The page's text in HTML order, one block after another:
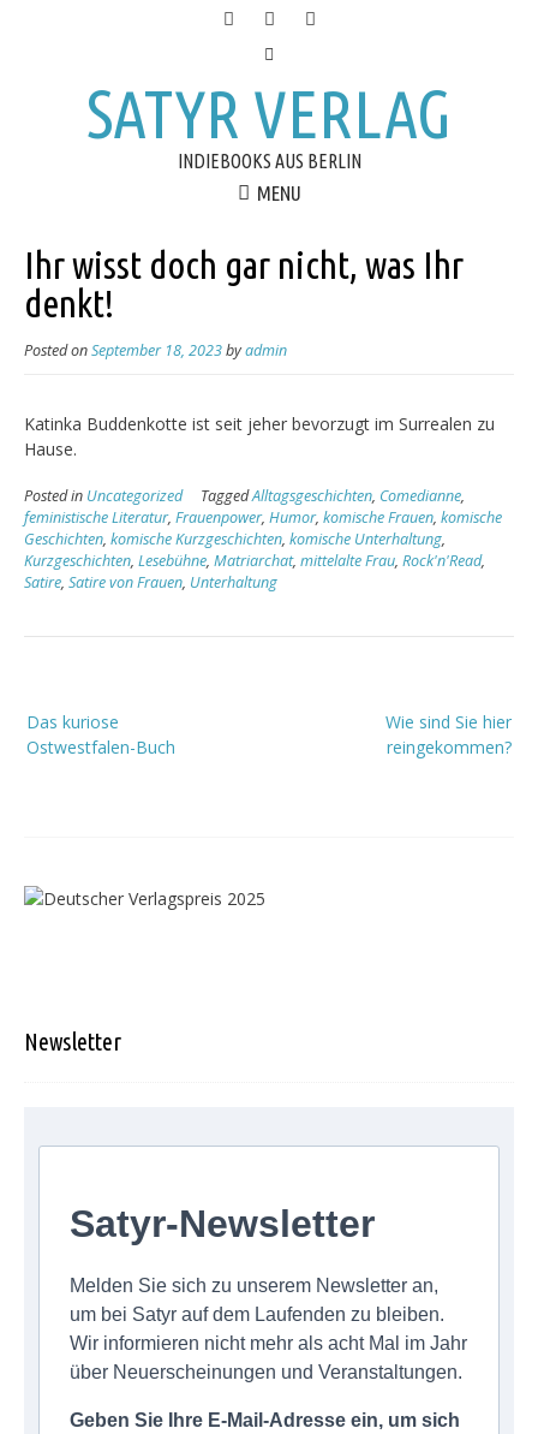
SATYR VERLAG
INDIEBOOKS AUS BERLIN
MENU
Ihr wisst doch gar nicht, was Ihr
denkt!
Posted onSeptember 18, 2023byadmin
Katinka Buddenkotte ist seit jeher bevorzugt im Surrealen zu
Hause.
Posted in Uncategorized TaggedAlltagsgeschichten, Comedianne,
feministische Literatur, Frauenpower, Humor, komische Frauen, komische
Geschichten, komische Kurzgeschichten, komische Unterhaltung,
Kurzgeschichten, Lesebühne, Matriarchat, mittelalte Frau, Rock'n'Read,
Satire, Satire von Frauen, Unterhaltung
Wie sind Sie hier
reingekommen?
Das kuriose
Ostwestfalen-Buch
Newsletter
Satyr-Newsletter
Melden Sie sich zu unserem Newsletter an,
um bei Satyr auf dem Laufenden zu bleiben.
Wir informieren nicht mehr als acht Mal im Jahr
über Neuerscheinungen und Veranstaltungen.
Geben Sie Ihre E-Mail-Adresse ein, um sich